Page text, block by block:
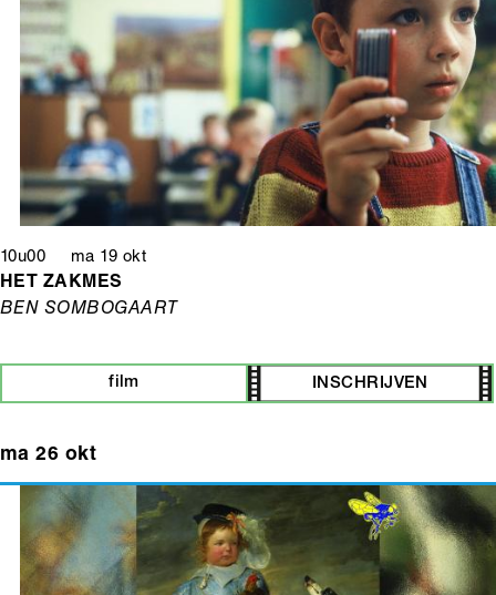
10u00 ma 19 okt
HET ZAKMES
BEN SOMBOGAART
film INSCHRIJVEN
ma 26 okt